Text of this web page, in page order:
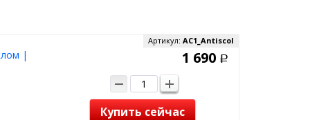
|
Артикул: AC1_Antiscol
1 690 Р
Купить сейчас